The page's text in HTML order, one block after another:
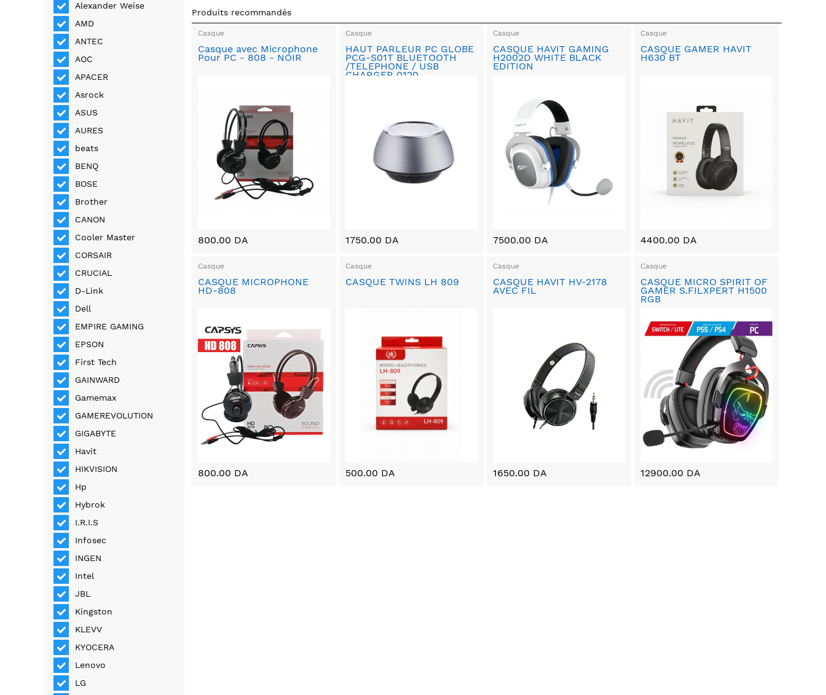
Produits recommandés
Casque
Casque avec Microphone
Pour PC - 808 - NOIR
800.00 DA
Casque
HAUT PARLEUR PC GLOBE
PCG-S01T BLUETOOTH
/TELEPHONE / USB
CHARGER 0120
1750.00 DA
Casque
CASQUE HAVIT GAMING
H2002D WHITE BLACK
EDITION
7500.00 DA
Casque
CASQUE GAMER HAVIT
H630 BT
4400.00 DA
Casque
CASQUE MICROPHONE
HD-808
800.00 DA
Casque
CASQUE TWINS LH 809
500.00 DA
Casque
CASQUE HAVIT HV-2178
AVEC FIL
1650.00 DA
Casque
CASQUE MICRO SPIRIT OF
GAMER S.FILXPERT H1500
RGB
12900.00 DA
Alexander Weise
AMD
ANTEC
AOC
APACER
Asrock
ASUS
AURES
beats
BENQ
BOSE
Brother
CANON
Cooler Master
CORSAIR
CRUCIAL
D-Link
Dell
EMPIRE GAMING
EPSON
First Tech
GAINWARD
Gamemax
GAMEREVOLUTION
GIGABYTE
Havit
HIKVISION
Hp
Hybrok
I.R.I.S
Infosec
INGEN
Intel
JBL
Kingston
KLEVV
KYOCERA
Lenovo
LG